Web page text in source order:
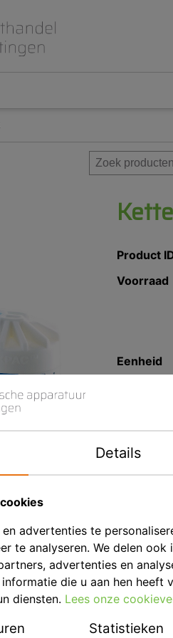
en lepelplaten
en inbedmassa
en inrichting
Product
Voorraad
Eenheid
Details
advertenties te
te analyseren. We delen
advertenties en
die u aan hen heeft
diensten. Lees onze
Statistieken